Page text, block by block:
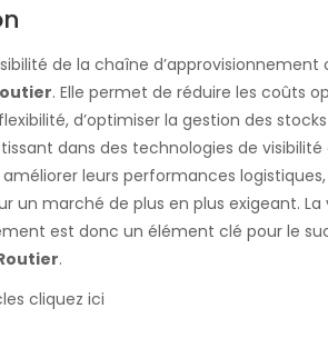
de la chaîne
. Elle permet de réduire les coûts
d’optimiser la gestion des
dans des technologies de
leurs performances
un marché de plus en plus exigeant. La
est donc un élément clé pour le
.
cliquez ici